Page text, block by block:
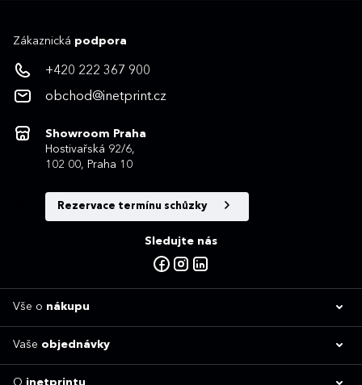
Zákaznická podpora
+420 222 367 900
obchod@inetprint.cz
Showroom Praha
Hostivařská 92/6,
102 00, Praha 10
Rezervace termínu schůzky
Sledujte nás
Vše o nákupu
Vaše objednávky
O inetprintu